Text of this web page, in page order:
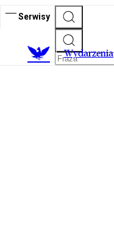
Serwisy
Wydarzenia